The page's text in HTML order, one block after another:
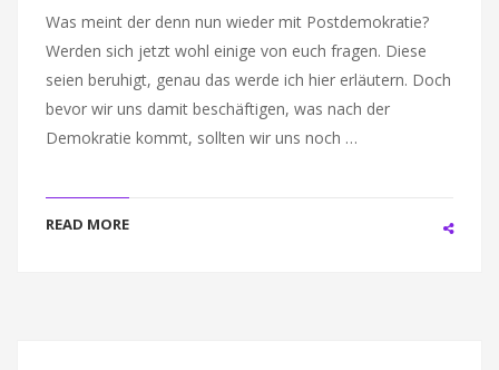
Was meint der denn nun wieder mit Postdemokratie?
Werden sich jetzt wohl einige von euch fragen. Diese
seien beruhigt, genau das werde ich hier erläutern. Doch
bevor wir uns damit beschäftigen, was nach der
Demokratie kommt, sollten wir uns noch …
READ MORE